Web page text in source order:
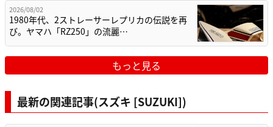
2026/08/02
1980年代、2ストレーサーレプリカの伝説を再
び。ヤマハ「RZ250」の流麗…
もっと見る
最新の関連記事(スズキ [SUZUKI])